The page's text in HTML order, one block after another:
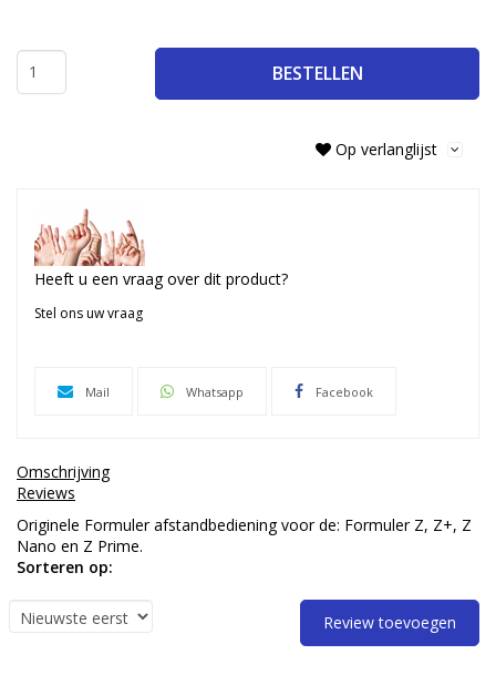
BESTELLEN
Op verlanglijst
Heeft u een vraag over dit product?
Stel ons uw vraag
Mail Whatsapp Facebook
Omschrijving
Reviews
Originele Formuler afstandbediening voor de: Formuler Z, Z+, Z
Nano en Z Prime.
Sorteren op:
Review toevoegen